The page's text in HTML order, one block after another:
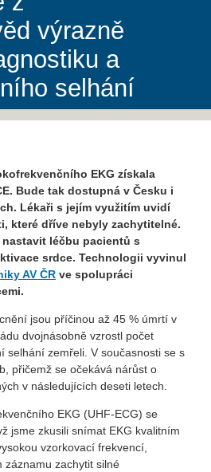
výrazně
a
selhání
EKG získala
Bude tak dostupná v Česku i
Lékaři s jejím využitím uvidí
které dříve nebyly zachytitelné.
léčbu pacientů s
srdce. Technologii vyvinul
AV ČR ve spolupráci
jsou příčinou až 45 % úmrtí v
dvojnásobně vzrostl počet
selhání zemřeli. V současnosti se s
přičemž se očekává nárůst o
v následujících deseti letech.
EKG (UHF-ECG) se
jsme zkusili snímat EKG kvalitním
vzorkovací frekvencí,
záznamu zachytit silné